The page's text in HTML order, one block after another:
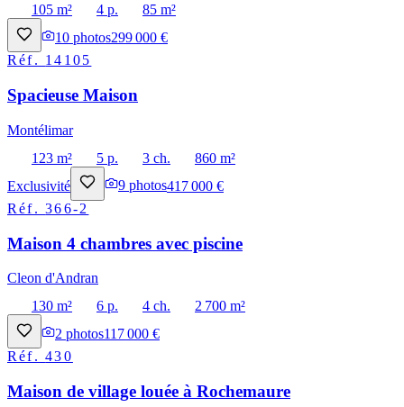
105 m²
4 p.
85 m²
10 photos299 000 €
Réf. 14105
Spacieuse Maison
Montélimar
123 m²
5 p. 3 ch.
860 m²
Exclusivité
9 photos417 000 €
Réf.366-2
Maison 4 chambres avec piscine
Cleon d'Andran
130 m²
6 p. 4 ch.
2 700 m²
2 photos117 000 €
Réf.430
Maison de village louée à Rochemaure